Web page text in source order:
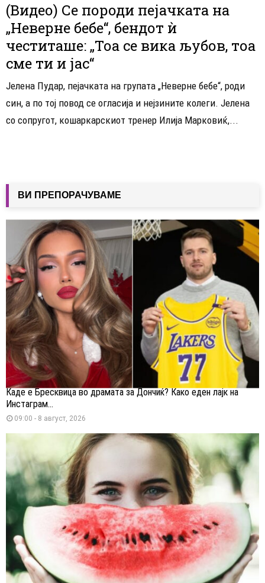
(Видео) Се породи пејачката на
„Неверне бебе“, бендот ѝ
честиташе: „Тоа се вика љубов, тоа
сме ти и јас“
Јелена Пудар, пејачката на групата „Неверне бебе“, роди
син, а по тој повод се огласија и нејзините колеги. Јелена
со сопругот, кошаркарскиот тренер Илија Марковиќ,...
ВИ ПРЕПОРАЧУВАМЕ
Каде е Бресквица во драмата за Дончиќ? Како еден лајк на
Инстаграм...
09:00 - 8 август, 2026